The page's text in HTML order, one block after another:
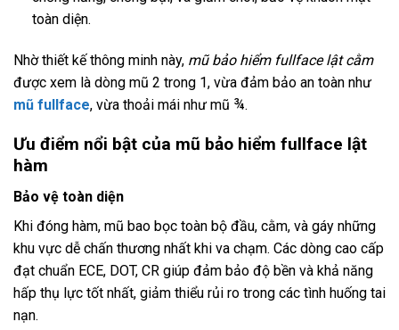
toàn diện.
Nhờ thiết kế thông minh này, mũ bảo hiểm fullface lật cằm
được xem là dòng mũ 2 trong 1, vừa đảm bảo an toàn như
mũ fullface, vừa thoải mái như mũ ¾.
Ưu điểm nổi bật của mũ bảo hiểm fullface lật
hàm
Bảo vệ toàn diện
Khi đóng hàm, mũ bao bọc toàn bộ đầu, cằm, và gáy những
khu vực dễ chấn thương nhất khi va chạm. Các dòng cao cấp
đạt chuẩn ECE, DOT, CR giúp đảm bảo độ bền và khả năng
hấp thụ lực tốt nhất, giảm thiểu rủi ro trong các tình huống tai
nạn.